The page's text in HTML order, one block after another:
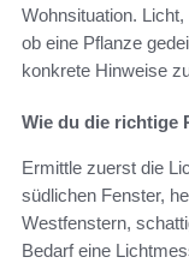
Wohnsituation.
ob eine Pflanze
konkrete Hinweise
Wie du die richtige
Ermittle zuerst die
südlichen Fenster,
Westfenstern,
Bedarf eine